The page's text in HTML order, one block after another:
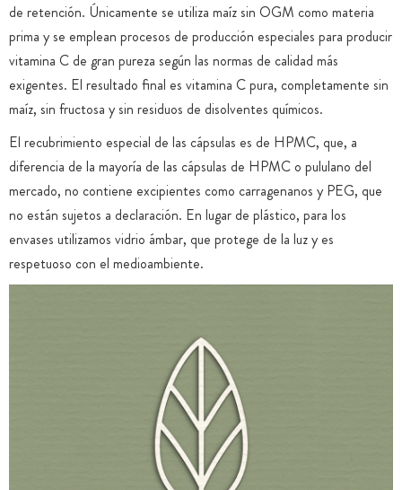
de retención. Únicamente se utiliza maíz sin OGM como materia
prima y se emplean procesos de producción especiales para producir
vitamina C de gran pureza según las normas de calidad más
exigentes. El resultado final es vitamina C pura, completamente sin
maíz, sin fructosa y sin residuos de disolventes químicos.
El recubrimiento especial de las cápsulas es de HPMC, que, a
diferencia de la mayoría de las cápsulas de HPMC o pululano del
mercado, no contiene excipientes como carragenanos y PEG, que
no están sujetos a declaración. En lugar de plástico, para los
envases utilizamos vidrio ámbar, que protege de la luz y es
respetuoso con el medioambiente.